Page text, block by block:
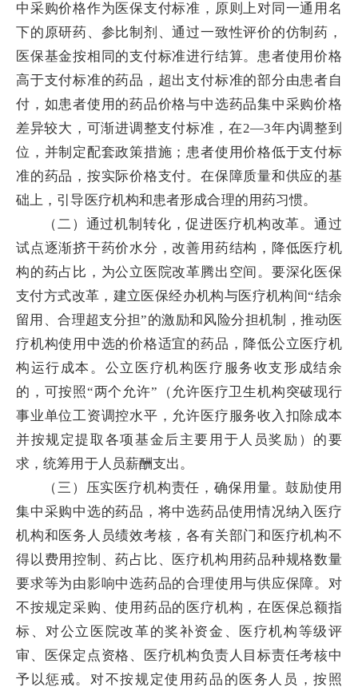
中采购价格作为医保支付标准，原则上对同一通用名
下的原研药、参比制剂、通过一致性评价的仿制药，
医保基金按相同的支付标准进行结算。患者使用价格
高于支付标准的药品，超出支付标准的部分由患者自
付，如患者使用的药品价格与中选药品集中采购价格
差异较大，可渐进调整支付标准，在2—3年内调整到
位，并制定配套政策措施；患者使用价格低于支付标
准的药品，按实际价格支付。在保障质量和供应的基
础上，引导医疗机构和患者形成合理的用药习惯。
（二）通过机制转化，促进医疗机构改革。通过
试点逐渐挤干药价水分，改善用药结构，降低医疗机
构的药占比，为公立医院改革腾出空间。要深化医保
支付方式改革，建立医保经办机构与医疗机构间“结余
留用、合理超支分担”的激励和风险分担机制，推动医
疗机构使用中选的价格适宜的药品，降低公立医疗机
构运行成本。公立医疗机构医疗服务收支形成结余
的，可按照“两个允许”（允许医疗卫生机构突破现行
事业单位工资调控水平，允许医疗服务收入扣除成本
并按规定提取各项基金后主要用于人员奖励）的要
求，统筹用于人员薪酬支出。
（三）压实医疗机构责任，确保用量。鼓励使用
集中采购中选的药品，将中选药品使用情况纳入医疗
机构和医务人员绩效考核，各有关部门和医疗机构不
得以费用控制、药占比、医疗机构用药品种规格数量
要求等为由影响中选药品的合理使用与供应保障。对
不按规定采购、使用药品的医疗机构，在医保总额指
标、对公立医院改革的奖补资金、医疗机构等级评
审、医保定点资格、医疗机构负责人目标责任考核中
予以惩戒。对不按规定使用药品的医务人员，按照